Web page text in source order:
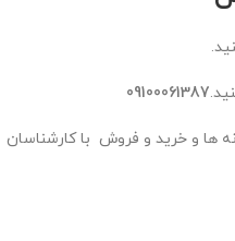
09100061387
ها و خرید و فروش با کارشناسان